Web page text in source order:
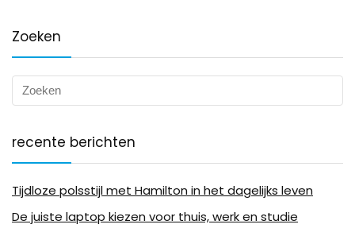
Zoeken
recente berichten
Tijdloze polsstijl met Hamilton in het dagelijks leven
De juiste laptop kiezen voor thuis, werk en studie